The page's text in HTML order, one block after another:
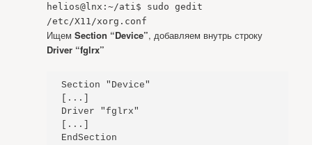
helios@lnx:~/ati$ sudo gedit
/etc/X11/xorg.conf
Ищем Section “Device”, добавляем внутрь строку
Driver “fglrx”
Section "Device"
[...]
Driver "fglrx"
[...]
EndSection